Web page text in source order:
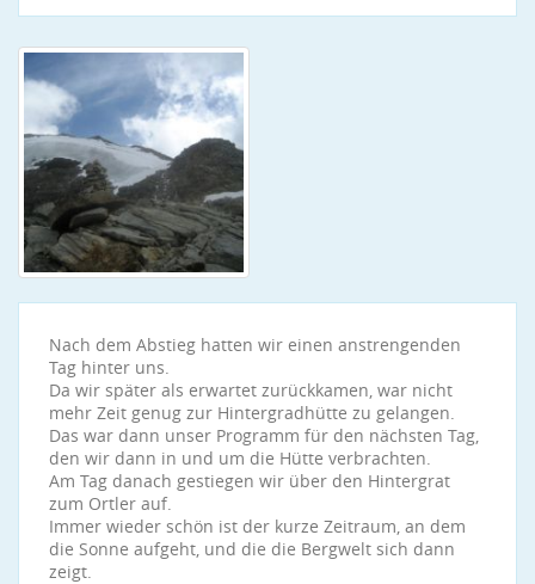
Nach dem Abstieg hatten wir einen anstrengenden
Tag hinter uns.
Da wir später als erwartet zurückkamen, war nicht
mehr Zeit genug zur Hintergradhütte zu gelangen.
Das war dann unser Programm für den nächsten Tag,
den wir dann in und um die Hütte verbrachten.
Am Tag danach gestiegen wir über den Hintergrat
zum Ortler auf.
Immer wieder schön ist der kurze Zeitraum, an dem
die Sonne aufgeht, und die die Bergwelt sich dann
zeigt.